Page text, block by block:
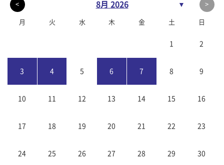
< 8月 2026 ▼ >
月 火 水 木 金 土 日
1 2
3 4 5 6 7 8 9
10 11 12 13 14 15 16
17 18 19 20 21 22 23
24 25 26 27 28 29 30